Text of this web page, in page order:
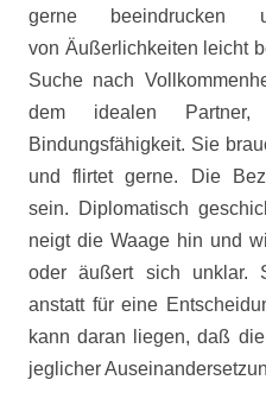
gerne
von Äußerlichkeiten leicht
Suche nach
dem idealen
Bindungsfähigkeit. Sie
und flirtet gerne. Die
sein. Diplomatisch
neigt die Waage hin und
oder äußert sich unklar.
anstatt für eine
kann daran liegen, daß
jeglicher